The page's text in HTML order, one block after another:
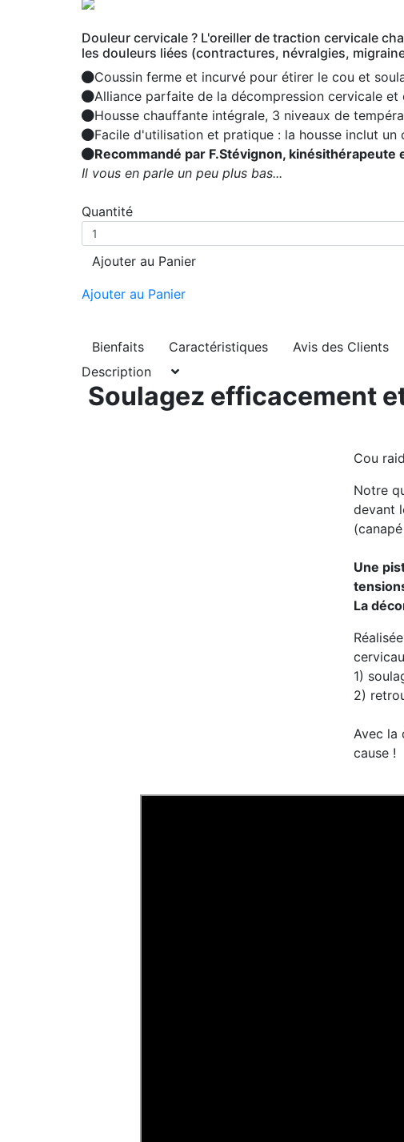
Douleur cervicale ? L'oreiller de traction cervicale
les douleurs liées (contractures, névralgies,
Coussin ferme et incurvé pour étirer le cou et
Alliance parfaite de la décompression cervicale et
Housse chauffante intégrale, 3 niveaux de
Facile d'utilisation et pratique : la housse inclut
Recommandé par F.Stévignon, kinésithérapeute
Il vous en parle un peu plus bas...
Quantité
Ajouter au Panier
Ajouter au Panier
Bienfaits Caractéristiques
Avis des Clients
Description
Soulagez efficacement
Cou
Notre
devant
Une
La
1)
2)
Avec la
cause !